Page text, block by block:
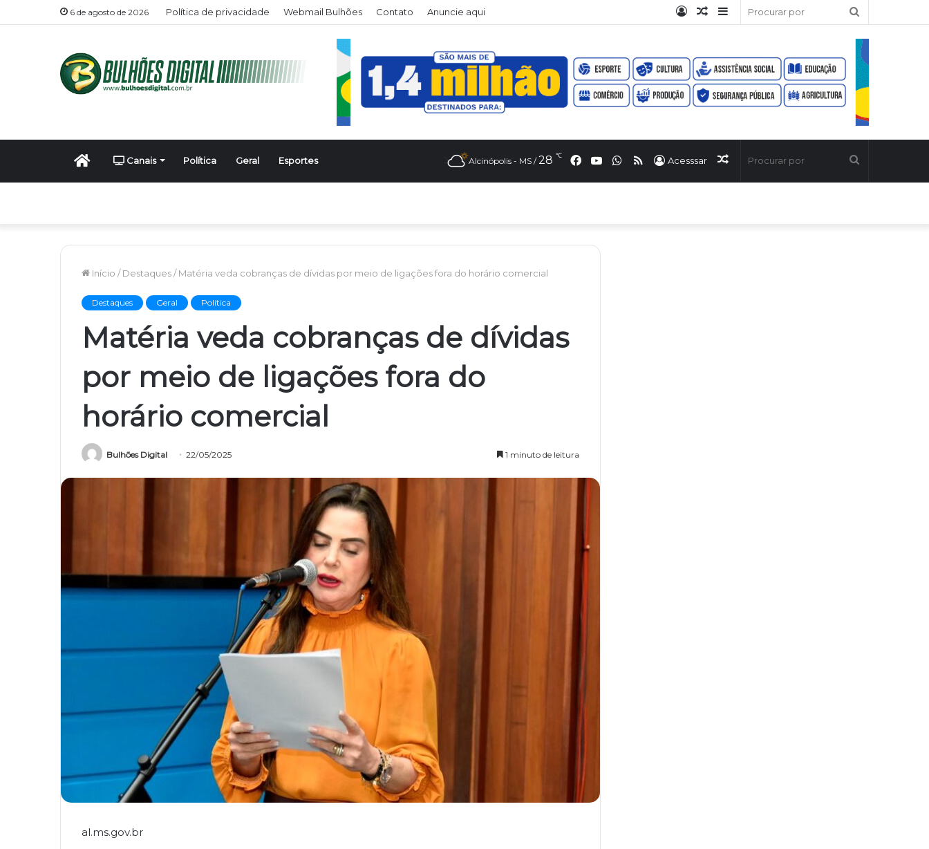
6 de agosto de 2026 Política de privacidade Webmail Bulhões Contato Anuncie aqui
por
Barra
Artigo
Entrar
Início Canais Política Geral Esportes Artigo
Acesssar
RSS
WhatsApp
YouTube
Facebook
Alcinópolis - MS / 28 ℃
Início / Destaques/ Matéria veda cobranças de dívidas por meio de ligações fora do horário comercial
Destaques Geral Política
Matéria veda cobranças de dívidas
por meio de ligações fora do
horário comercial
Bulhões Digital 22/05/2025 1 minuto de leitura
al.ms.gov.br